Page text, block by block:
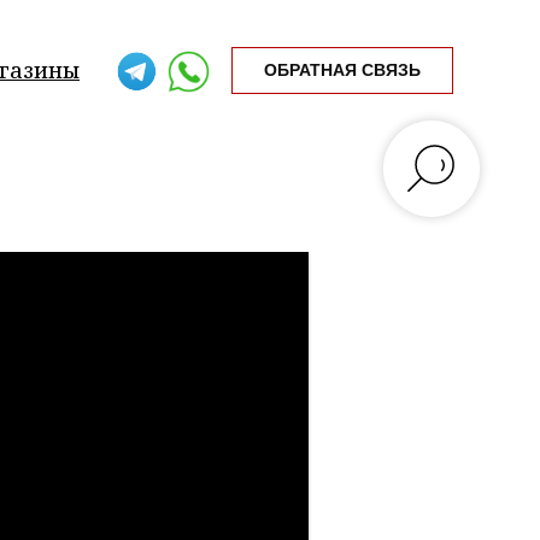
ОБРАТНАЯ СВЯЗЬ